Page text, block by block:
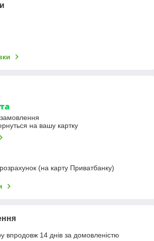
на вашу картку
розрахунок (на карту Приватбанку)
впродовж 14 днів за домовленістю